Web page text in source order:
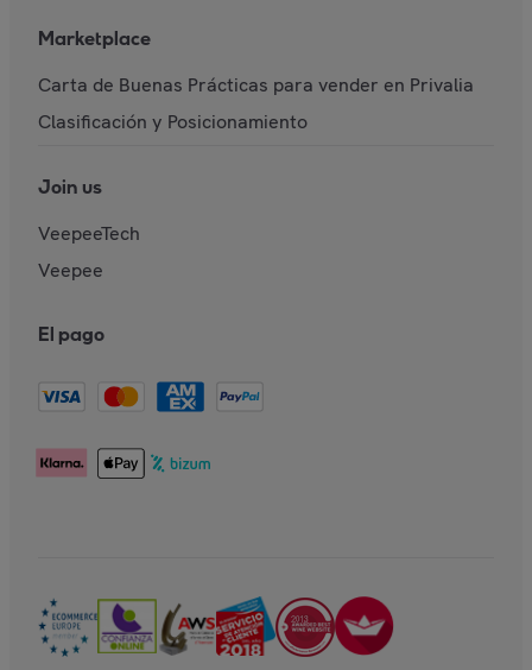
Marketplace
Carta de Buenas Prácticas para vender en Privalia
Clasificación y Posicionamiento
Join us
VeepeeTech
Veepee
El pago